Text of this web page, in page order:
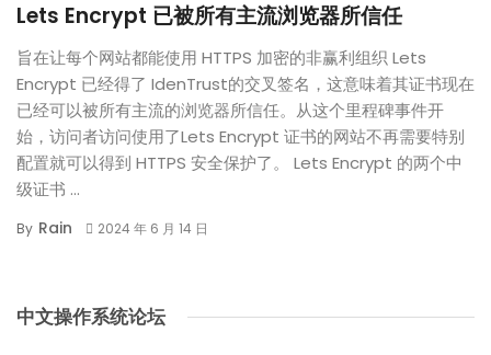
Lets Encrypt 已被所有主流浏览器所信任
旨在让每个网站都能使用 HTTPS 加密的非赢利组织 Lets
Encrypt 已经得了 IdenTrust的交叉签名，这意味着其证书现在
已经可以被所有主流的浏览器所信任。从这个里程碑事件开
始，访问者访问使用了Lets Encrypt 证书的网站不再需要特别
配置就可以得到 HTTPS 安全保护了。 Lets Encrypt 的两个中
级证书 ...
By Rain 2024 年 6 月 14 日
中文操作系统论坛